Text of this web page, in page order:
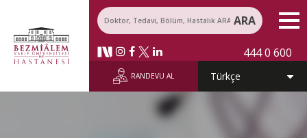
ARA
444 0 600
RANDEVU AL